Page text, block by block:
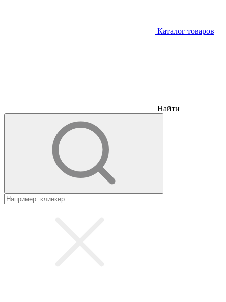
Каталог товаров
Найти